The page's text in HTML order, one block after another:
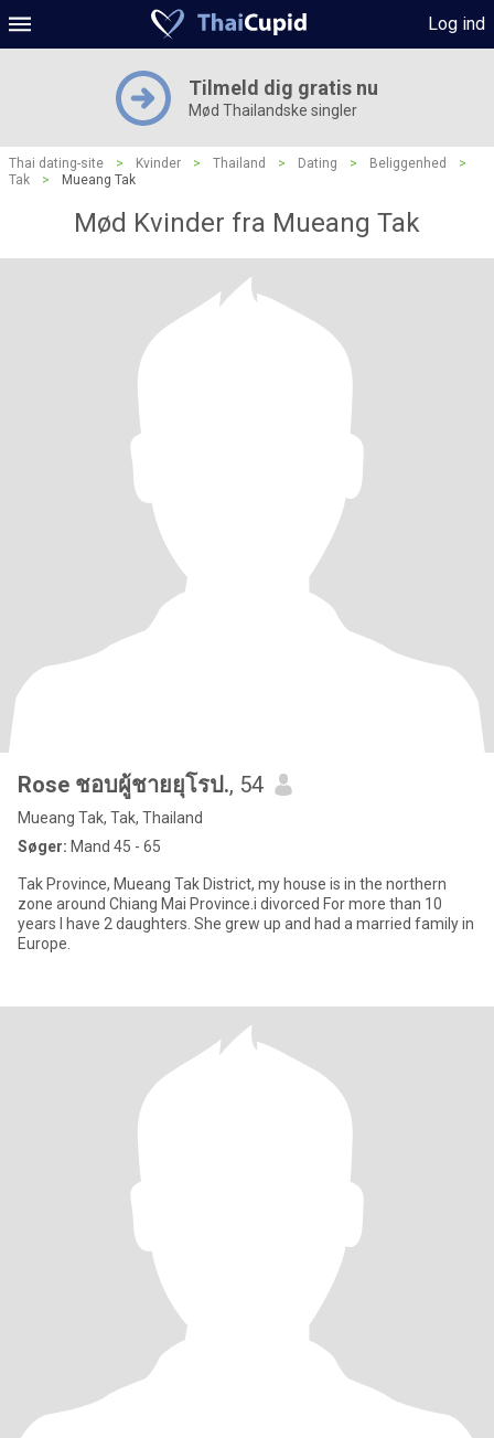
Log ind
Tilmeld dig gratis nu
Mød Thailandske singler
Thai dating-site > Kvinder > Thailand > Dating > Beliggenhed
>
Tak
> Mueang Tak
Mød Kvinder fra Mueang Tak
Rose ชอบผู้ชายยุโรป., 54
Mueang Tak, Tak, Thailand
Søger: Mand 45 - 65
Tak Province, Mueang Tak District, my house is in the northern
zone around Chiang Mai Province.i divorced For more than 10
years I have 2 daughters. She grew up and had a married family in
Europe.